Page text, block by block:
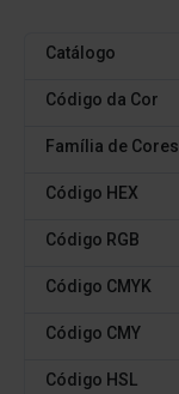
Catálogo
Código da Cor
Família de Cores
Código HEX
Código RGB
Código CMYK
Código CMY
Código HSL